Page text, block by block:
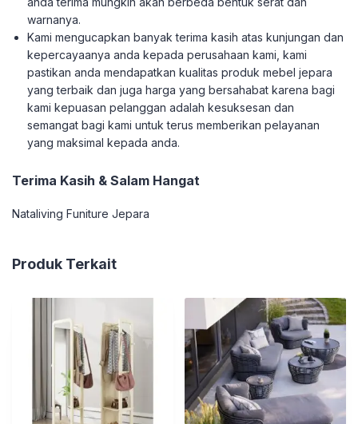
warnanya.
Kami mengucapkan banyak terima kasih atas kunjungan dan
kepercayaanya anda kepada perusahaan kami, kami
pastikan anda mendapatkan kualitas produk mebel jepara
yang terbaik dan juga harga yang bersahabat karena bagi
kami kepuasan pelanggan adalah kesuksesan dan
semangat bagi kami untuk terus memberikan pelayanan
yang maksimal kepada anda.
Terima Kasih & Salam Hangat
Nataliving Funiture Jepara
Produk Terkait